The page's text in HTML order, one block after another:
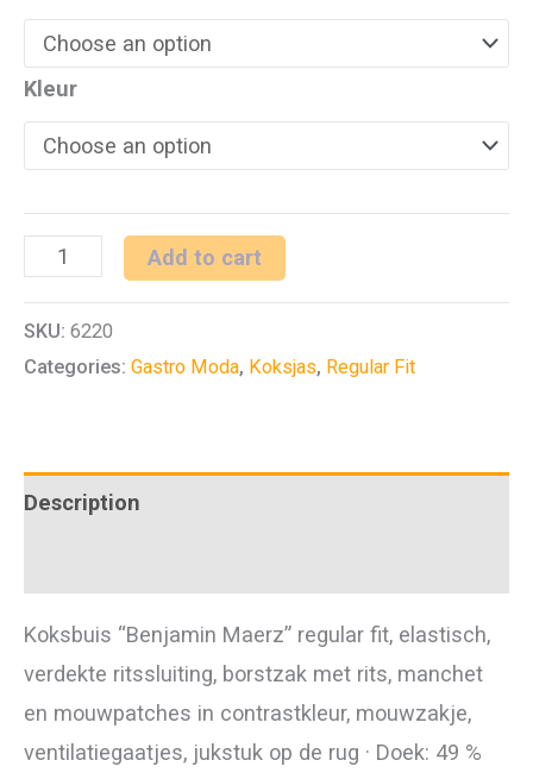
Kleur
Koksbuis
März
RF
quantity
Add to cart
SKU: 6220
Categories: Gastro Moda, Koksjas, Regular Fit
Description
Koksbuis “Benjamin Maerz” regular fit, elastisch,
verdekte ritssluiting, borstzak met rits, manchet
en mouwpatches in contrastkleur, mouwzakje,
ventilatiegaatjes, jukstuk op de rug · Doek: 49 %